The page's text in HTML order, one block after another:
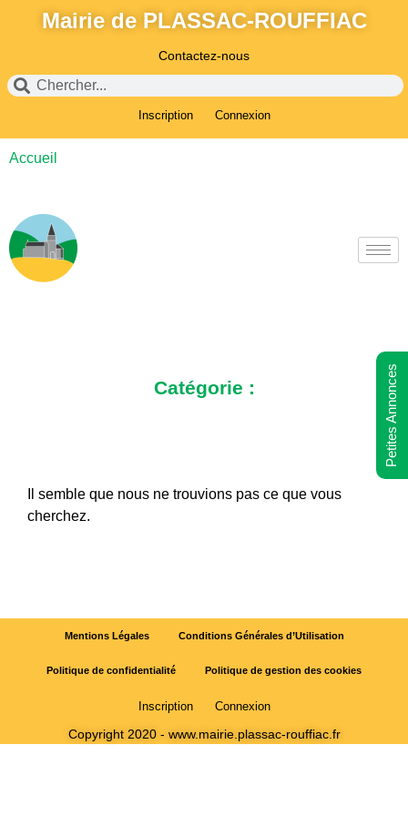
Mairie de PLASSAC-ROUFFIAC
Contactez-nous
Inscription Connexion
Accueil
Catégorie :
Il semble que nous ne trouvions pas ce que vous
cherchez.
Mentions Légales Conditions Générales d’Utilisation
Politique de confidentialité Politique de gestion des cookies
Inscription Connexion
Copyright 2020 - www.mairie.plassac-rouffiac.fr
Petites Annonces